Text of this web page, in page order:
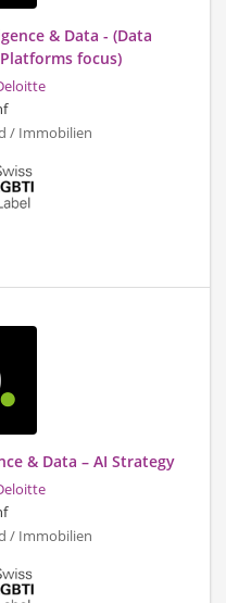
& Data - (Data
focus)
/ Immobilien
& Data – AI Strategy
/ Immobilien